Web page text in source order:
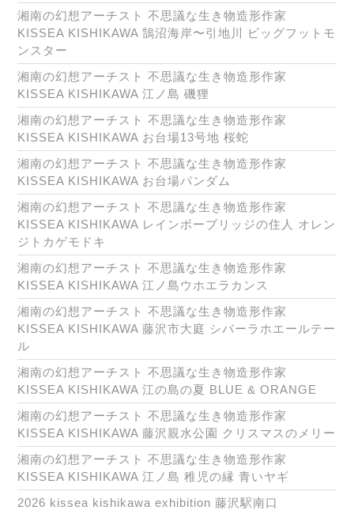
湘南の幻想アーチスト 不思議な生き物造形作家
KISSEA KISHIKAWA 鵠沼海岸〜引地川 ビッグフットモ
ンスター
湘南の幻想アーチスト 不思議な生き物造形作家
KISSEA KISHIKAWA 江ノ島 磯狸
湘南の幻想アーチスト 不思議な生き物造形作家
KISSEA KISHIKAWA お台場13号地 桜蛇
湘南の幻想アーチスト 不思議な生き物造形作家
KISSEA KISHIKAWA お台場パンダム
湘南の幻想アーチスト 不思議な生き物造形作家
KISSEA KISHIKAWA レインボーブリッジの住人 オレン
ジトカゲモドキ
湘南の幻想アーチスト 不思議な生き物造形作家
KISSEA KISHIKAWA 江ノ島ウホエラカンス
湘南の幻想アーチスト 不思議な生き物造形作家
KISSEA KISHIKAWA 藤沢市大庭 シバーラホエールテー
ル
湘南の幻想アーチスト 不思議な生き物造形作家
KISSEA KISHIKAWA 江の島の夏 BLUE & ORANGE
湘南の幻想アーチスト 不思議な生き物造形作家
KISSEA KISHIKAWA 藤沢親水公園 クリスマスのメリー
湘南の幻想アーチスト 不思議な生き物造形作家
KISSEA KISHIKAWA 江ノ島 稚児の縁 青いヤギ
2026 kissea kishikawa exhibition 藤沢駅南口